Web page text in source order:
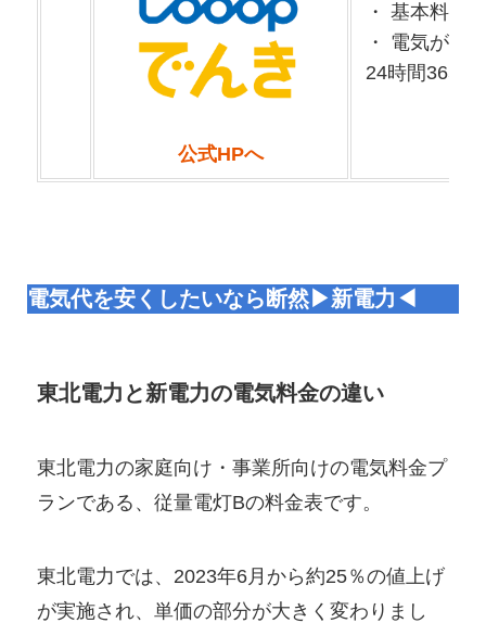
公式HPへ
・ 基本料金
・ 電気がつ
24時間365日
電気代を安くしたいなら断然▶新電力◀
東北電力と新電力の電気料金の違い
東北電力の家庭向け・事業所向けの電気料金プ
ランである、従量電灯Bの料金表です。
東北電力では、2023年6月から約25％の値上げ
が実施され、単価の部分が大きく変わりまし